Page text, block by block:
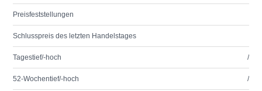
Preisfeststellungen
Schlusspreis des letzten Handelstages
Tagestief/-hoch /
52-Wochentief/-hoch /